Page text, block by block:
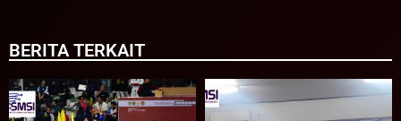
BERITA TERKAIT